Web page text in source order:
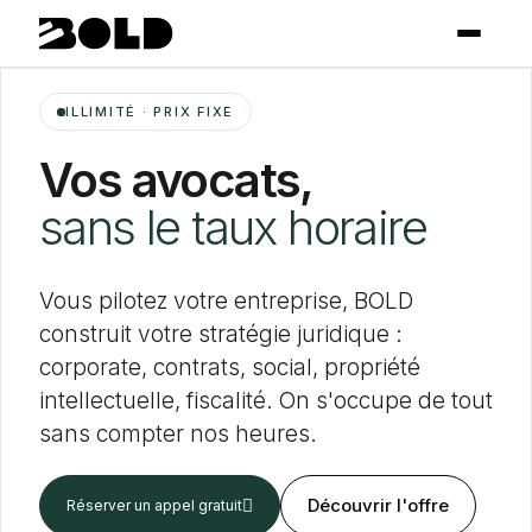
ILLIMITÉ · PRIX FIXE
Vos avocats,
sans le taux horaire
Vous pilotez votre entreprise, BOLD
construit votre stratégie juridique :
corporate, contrats, social, propriété
intellectuelle, fiscalité. On s'occupe de tout
sans compter nos heures.
Réserver un appel gratuit‍↗︎ Découvrir l'offre